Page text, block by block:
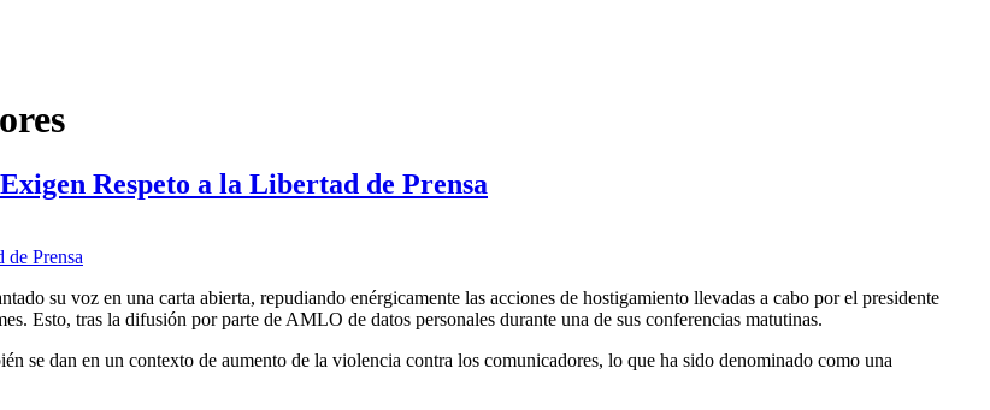
Respeto a la Libertad de Prensa
su voz en una carta abierta, repudiando enérgicamente las acciones de hostigamiento llevadas a cabo por el presidente
Esto, tras la difusión por parte de AMLO de datos personales durante una de sus conferencias matutinas.
se dan en un contexto de aumento de la violencia contra los comunicadores, lo que ha sido denominado como una